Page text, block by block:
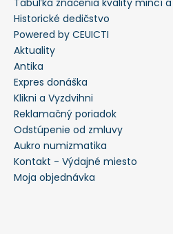
Tabuľka značenia kvality mincí
Historické dedičstvo
Powered by CEUICTI
Aktuality
Antika
Expres donáška
Klikni a Vyzdvihni
Reklamačný poriadok
Odstúpenie od zmluvy
Aukro numizmatika
Kontakt - Výdajné miesto
Moja objednávka